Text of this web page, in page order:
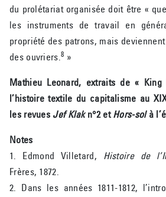
du prolétariat organisée doit être «
les instruments de travail en
propriété des patrons, mais
des ouvriers.8 »
Mathieu Leonard, extraits de « King
l’histoire textile du capitalisme au
les revues Jef Klakn°2 et Hors-solà
Notes
1. Edmond Villetard, Histoire de
Frères, 1872.
2. Dans les années 1811-1812,